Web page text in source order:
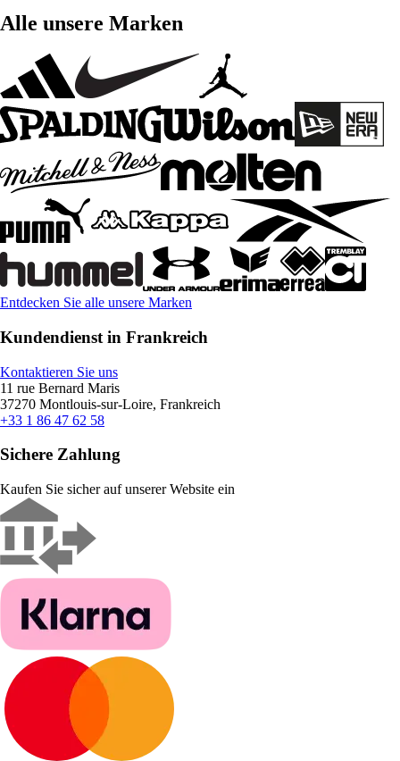
Alle unsere Marken
Entdecken Sie alle unsere Marken
Kundendienst in Frankreich
Kontaktieren Sie uns
11 rue Bernard Maris
37270 Montlouis-sur-Loire, Frankreich
+33 1 86 47 62 58
Sichere Zahlung
Kaufen Sie sicher auf unserer Website ein